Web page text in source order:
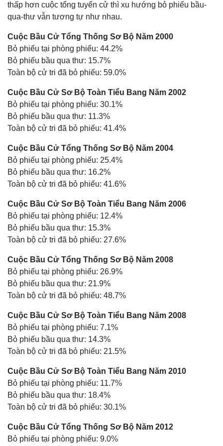
thấp hơn cuộc tổng tuyển cử thì xu hướng bỏ phiếu bầu-
qua-thư vẫn tương tự như nhau.
Cuộc Bầu Cử Tổng Thống Sơ Bộ Năm 2000
Bỏ phiếu tại phòng phiếu: 44.2%
Bỏ phiếu bầu qua thư: 15.7%
Toàn bộ cử tri đã bỏ phiếu: 59.0%
Cuộc Bầu Cử Sơ Bộ Toàn Tiểu Bang Năm 2002
Bỏ phiếu tại phòng phiếu: 30.1%
Bỏ phiếu bầu qua thư: 11.3%
Toàn bộ cử tri đã bỏ phiếu: 41.4%
Cuộc Bầu Cử Tổng Thống Sơ Bộ Năm 2004
Bỏ phiếu tại phòng phiếu: 25.4%
Bỏ phiếu bầu qua thư: 16.2%
Toàn bộ cử tri đã bỏ phiếu: 41.6%
Cuộc Bầu Cử Sơ Bộ Toàn Tiểu Bang Năm 2006
Bỏ phiếu tại phòng phiếu: 12.4%
Bỏ phiếu bầu qua thư: 15.3%
Toàn bộ cử tri đã bỏ phiếu: 27.6%
Cuộc Bầu Cử Tổng Thống Sơ Bộ Năm 2008
Bỏ phiếu tại phòng phiếu: 26.9%
Bỏ phiếu bầu qua thư: 21.9%
Toàn bộ cử tri đã bỏ phiếu: 48.7%
Cuộc Bầu Cử Sơ Bộ Toàn Tiểu Bang Năm 2008
Bỏ phiếu tại phòng phiếu: 7.1%
Bỏ phiếu bầu qua thư: 14.3%
Toàn bộ cử tri đã bỏ phiếu: 21.5%
Cuộc Bầu Cử Sơ Bộ Toàn Tiểu Bang Năm 2010
Bỏ phiếu tại phòng phiếu: 11.7%
Bỏ phiếu bầu qua thư: 18.4%
Toàn bộ cử tri đã bỏ phiếu: 30.1%
Cuộc Bầu Cử Tổng Thống Sơ Bộ Năm 2012
Bỏ phiếu tại phòng phiếu: 9.0%